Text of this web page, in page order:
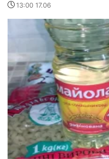
13:00 17.06